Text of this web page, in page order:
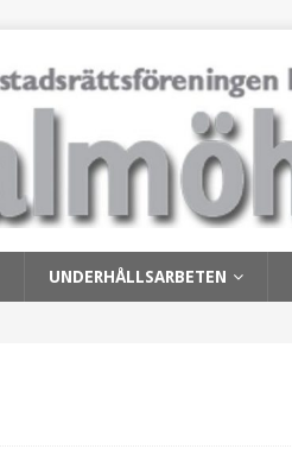
UNDERHÅLLSARBETEN